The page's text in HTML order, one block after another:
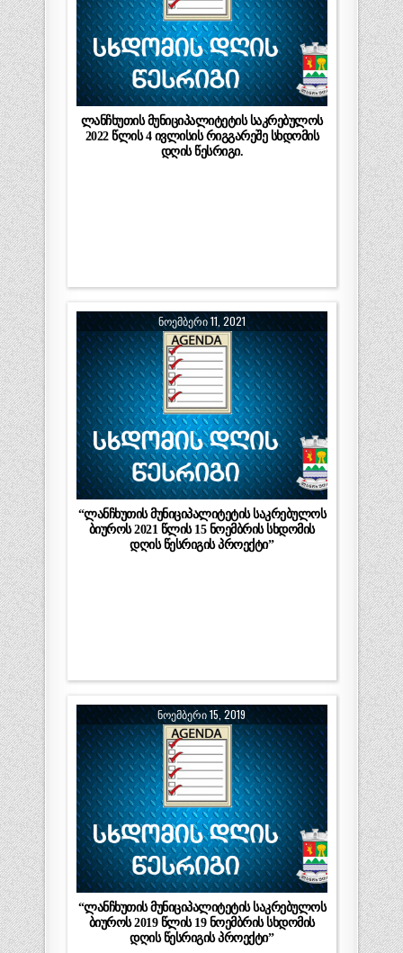
ლანჩხუთის მუნიციპალიტეტის საკრებულოს
2022 წლის 4 ივლისის რიგგარეშე სხდომის
დღის წესრიგი.
ᲜᲝᲔᲛᲑᲔᲠᲘ 11, 2021
“ლანჩხუთის მუნიციპალიტეტის საკრებულოს
ბიუროს 2021 წლის 15 ნოემბრის სხდომის
დღის წესრიგის პროექტი”
ᲜᲝᲔᲛᲑᲔᲠᲘ 15, 2019
“ლანჩხუთის მუნიციპალიტეტის საკრებულოს
ბიუროს 2019 წლის 19 ნოემბრის სხდომის
დღის წესრიგის პროექტი”